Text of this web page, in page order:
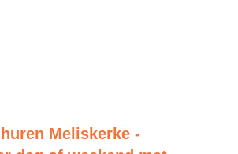
Meliskerke -